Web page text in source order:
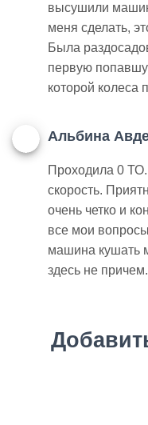
высушили
меня сделать,
Была
первую
которой колеса
Альбина
Проходила 0
скорость.
очень четко и
все мои
машина кушать
здесь не